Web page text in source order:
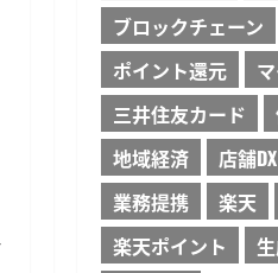
ブロックチェーン
ポイント還元
三井住友カード
地域経済
店舗DX
業務提携
楽天
楽天ポイント